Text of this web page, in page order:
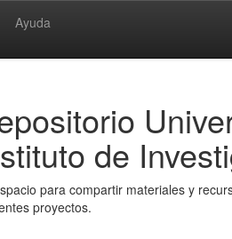
Ayuda
de
para compartir materiales y
proyectos.